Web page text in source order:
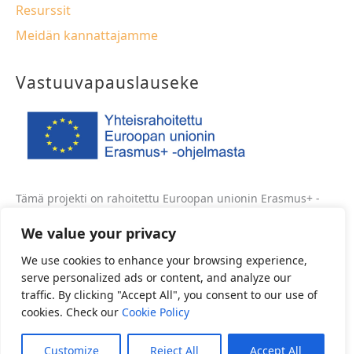
We value your privacy
We use cookies to enhance your browsing experience,
serve personalized ads or content, and analyze our
traffic. By clicking "Accept All", you consent to our use of
cookies. Check our Cookie Policy
Customize Reject All Accept All
Resurssit
Meidän kannattajamme
Vastuuvapauslauseke
Tämä projekti on rahoitettu Euroopan unionin Erasmus+ -
kirjoittajan näkemyksiä, eikä komissiota voida pitää
mahdollisesta käytöstä.
Projektin numero: 2020-1-FR01-KA202-080582